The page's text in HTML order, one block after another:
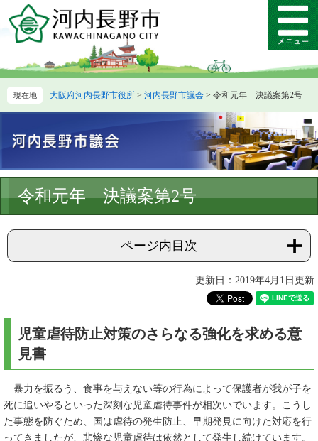
ー
先
す。
ニ
を
し
へ
メ
ニ
ー
大阪府河内長野市役所 > 河内長野市議会 > 令和元年 決議案第2号
文
令和元年 決議案第2号
ページ内目次
更新日：2019年4月1日更新
児童虐待防止対策のさらなる強化を求める意
見書
暴力を振るう、食事を与えない等の行為によって保護者が我が子を
死に追いやるといった深刻な児童虐待事件が相次いでいます。こうし
た事態を防ぐため、国は虐待の発生防止、早期発見に向けた対応を行
ってきましたが、悲惨な児童虐待は依然として発生し続けています。